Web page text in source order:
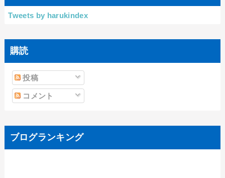
Tweets by harukindex
購読
投稿
コメント
ブログランキング